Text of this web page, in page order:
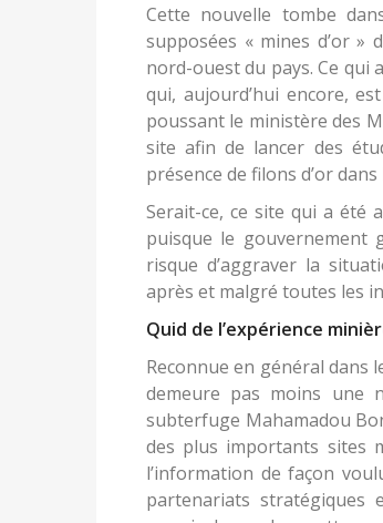
Cette nouvelle tombe
supposées « mines d’or
nord-ouest du pays. Ce qui
qui, aujourd’hui encore,
poussant le ministère des
site afin de lancer des
présence de filons d’or
Serait-ce, ce site qui a été
puisque le gouvernement
risque d’aggraver la
après et malgré toutes les
Quid de l’expérience
Reconnue en général dans
demeure pas moins une
subterfuge Mahamadou
des plus importants sites
l’information de façon
partenariats stratégiques